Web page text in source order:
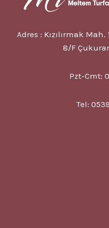
Adres : Kızılırmak
8/F
Pzt-Cmt:
Tel: